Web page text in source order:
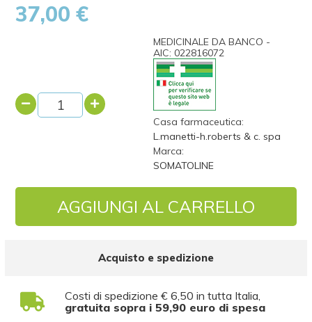
37,00 €
MEDICINALE DA BANCO -
AIC: 022816072
Casa farmaceutica:
L.manetti-h.roberts & c. spa
Marca:
SOMATOLINE
AGGIUNGI AL CARRELLO
Acquisto e spedizione
Costi di spedizione € 6,50 in tutta Italia,
gratuita sopra i 59,90 euro di spesa